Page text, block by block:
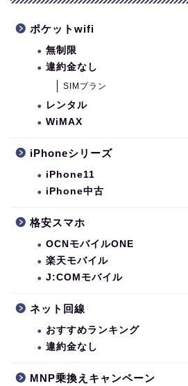
ポケットwifi
無制限
違約金なし
SIMプラン
レンタル
WiMAX
iPhoneシリーズ
iPhone11
iPhone中古
格安スマホ
OCNモバイルONE
楽天モバイル
J:COMモバイル
ネット回線
おすすめランキング
違約金なし
MNP乗換えキャンペーン